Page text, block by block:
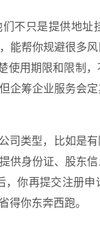
不只是提供地址
能帮你规避很多
使用期限和限制
企筹企业服务会
司类型，比如是
供身份证、股东
你再提交注册
得你东奔西跑。